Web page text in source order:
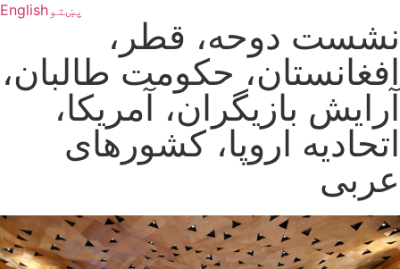
پښتوEnglish
نشست دوحه، قطر،
افغانستان، حکومت طالبان،
آرایش بازیگران، آمریکا،
اتحادیه اروپا، کشورهای
عربی